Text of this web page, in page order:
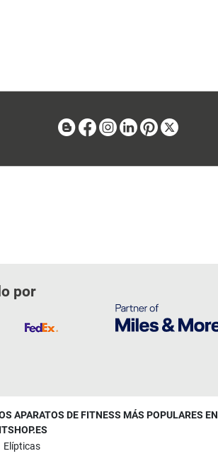
BlogFacebook
Instagram
LinkedinPinterest
por
APARATOS DE FITNESS MÁS POPULARES EN
Elípticas